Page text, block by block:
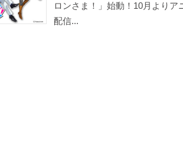
ロンさま！」始動！10月よりア
配信...